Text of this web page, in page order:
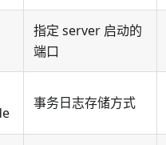
指定 server 启动的
端口
事务日志存储方式